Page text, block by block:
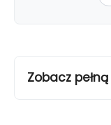
Zobacz